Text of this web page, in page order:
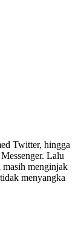
Twitter, hingga
Lalu
menginjak
menyangka